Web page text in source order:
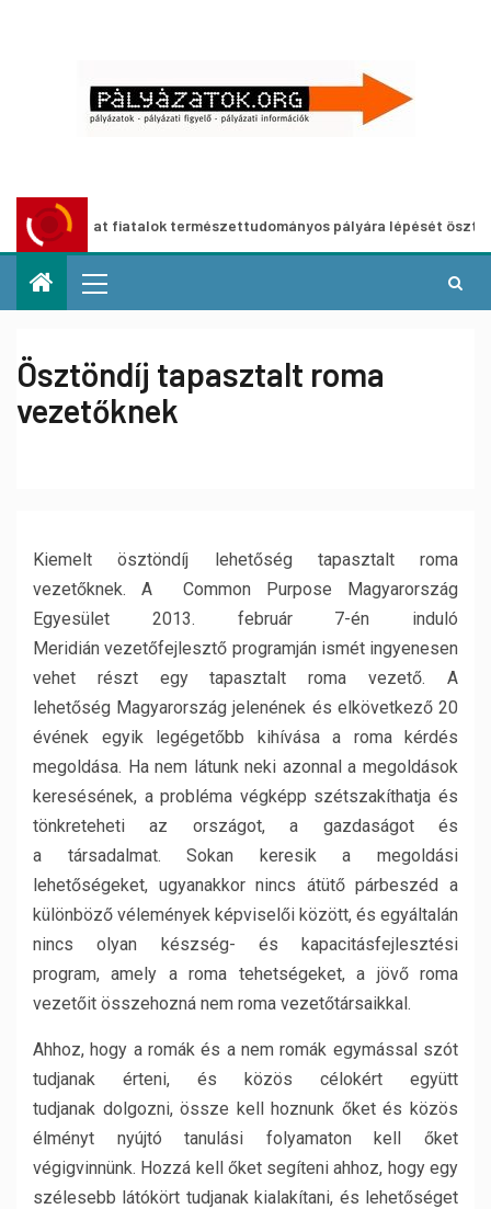
fiatalok természettudományos pályára lépését ösztönző,
Ösztöndíj tapasztalt roma
vezetőknek
Kiemelt ösztöndíj lehetőség tapasztalt roma
vezetőknek. A Common Purpose Magyarország
Egyesület 2013. február 7-én induló
Meridián vezetőfejlesztő programján ismét ingyenesen
vehet részt egy tapasztalt roma vezető. A
lehetőség Magyarország jelenének és elkövetkező 20
évének egyik legégetőbb kihívása a roma kérdés
megoldása. Ha nem látunk neki azonnal a megoldások
keresésének, a probléma végképp szétszakíthatja és
tönkreteheti az országot, a gazdaságot és
a társadalmat. Sokan keresik a megoldási
lehetőségeket, ugyanakkor nincs átütő párbeszéd a
különböző vélemények képviselői között, és egyáltalán
nincs olyan készség- és kapacitásfejlesztési
program, amely a roma tehetségeket, a jövő roma
vezetőit összehozná nem roma vezetőtársaikkal.
Ahhoz, hogy a romák és a nem romák egymással szót
tudjanak érteni, és közös célokért együtt
tudjanak dolgozni, össze kell hoznunk őket és közös
élményt nyújtó tanulási folyamaton kell őket
végigvinnünk. Hozzá kell őket segíteni ahhoz, hogy egy
szélesebb látókört tudjanak kialakítani, és lehetőséget